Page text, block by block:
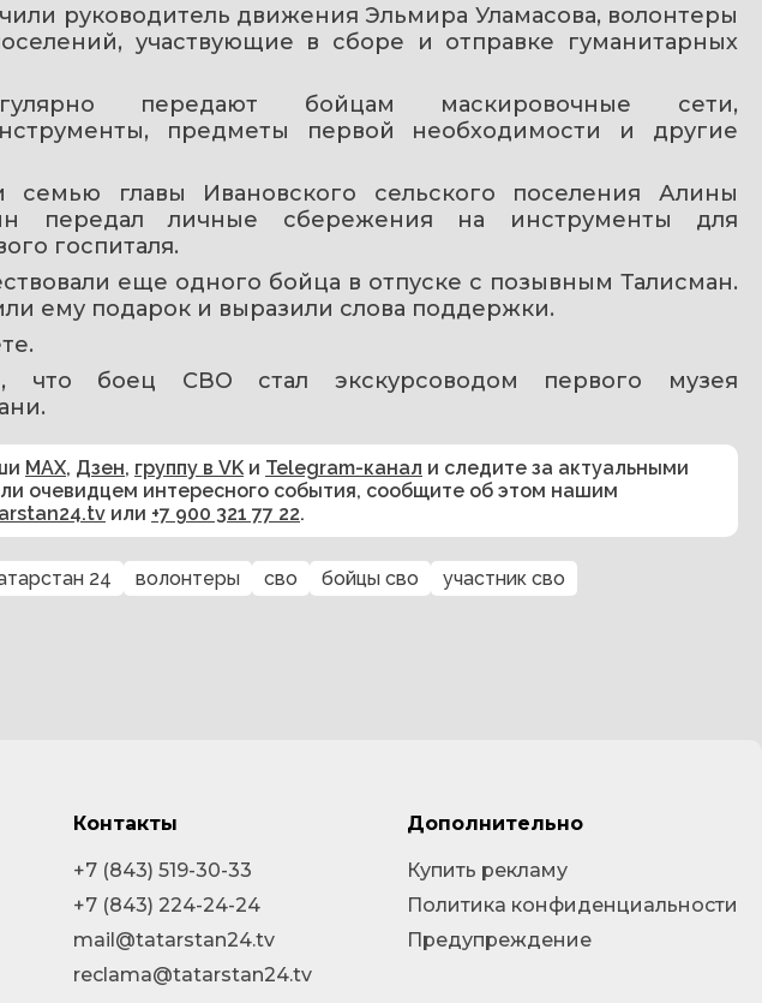
руководитель движения Эльмира Уламасова, волонтеры
участвующие в сборе и отправке гуманитарных
передают бойцам маскировочные сети,
предметы первой необходимости и другие
семью главы Ивановского сельского поселения Алины
передал личные сбережения на инструменты для
госпиталя.
еще одного бойца в отпуске с позывным Талисман.
ему подарок и выразили слова поддержки.
, что боец СВО стал экскурсоводом первого музея
MAX, Дзен, группу в VK и Telegram-канал и следите за актуальными
очевидцем интересного события, сообщите об этом нашим
или +7 900 321 77 22.
24 волонтеры сво бойцы сво участник сво
Контакты
+7 (843) 519-30-33
+7 (843) 224-24-24
mail@tatarstan24.tv
reclama@tatarstan24.tv
Дополнительно
Купить рекламу
Политика конфиденциальности
Предупреждение